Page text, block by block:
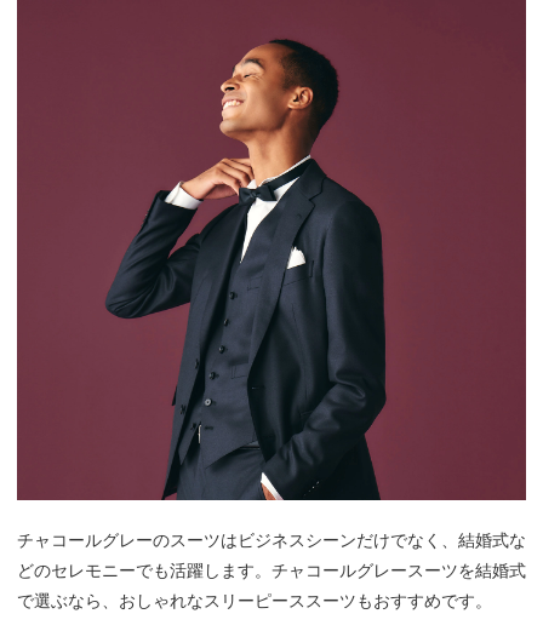
チャコールグレーのスーツはビジネスシーンだけでなく、結婚式な
どのセレモニーでも活躍します。チャコールグレースーツを結婚式
で選ぶなら、おしゃれなスリーピーススーツもおすすめです。